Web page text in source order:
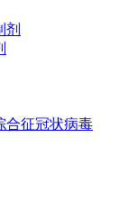
剂
合征冠状病毒